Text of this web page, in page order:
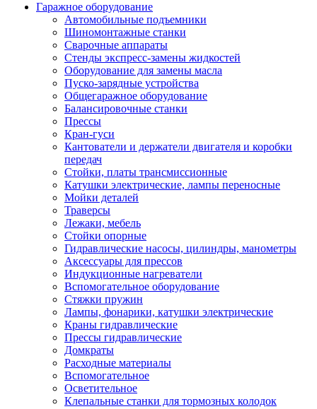
Гаражное оборудование
Автомобильные подъемники
Шиномонтажные станки
Сварочные аппараты
Стенды экспресс-замены жидкостей
Оборудование для замены масла
Пуско-зарядные устройства
Общегаражное оборудование
Балансировочные станки
Прессы
Кран-гуси
Кантователи и держатели двигателя и коробки
передач
Стойки, платы трансмиссионные
Катушки электрические, лампы переносные
Мойки деталей
Траверсы
Лежаки, мебель
Стойки опорные
Гидравлические насосы, цилиндры, манометры
Аксессуары для прессов
Индукционные нагреватели
Вспомогательное оборудование
Стяжки пружин
Лампы, фонарики, катушки электрические
Краны гидравлические
Прессы гидравлические
Домкраты
Расходные материалы
Вспомогательное
Осветительное
Клепальные станки для тормозных колодок